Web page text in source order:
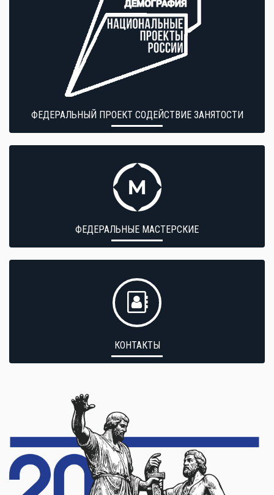
ФЕДЕРАЛЬНЫЙ ПРОЕКТ СОДЕЙСТВИЕ ЗАНЯТОСТИ
ФЕДЕРАЛЬНЫЕ МАСТЕРСКИЕ
КОНТАКТЫ